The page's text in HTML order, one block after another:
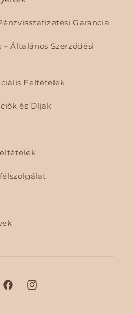
Garancia
Általános Szerződési
Feltételek
és Díjak
F
I